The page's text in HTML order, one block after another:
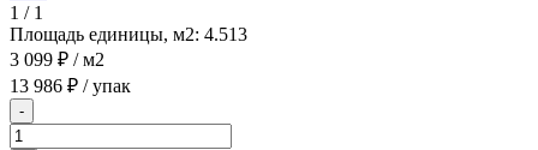
1 / 1
Площадь единицы, м2: 4.513
3 099 ₽ / м2
13 986 ₽ / упак
-